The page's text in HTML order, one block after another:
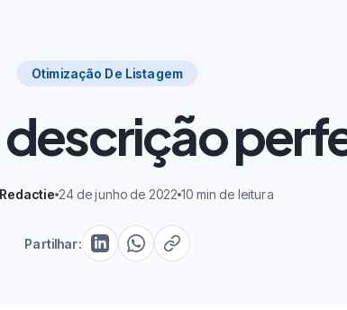
Otimização De Listagem
descrição
24 de junho de 2022 10 min de leitura
Partilhar: